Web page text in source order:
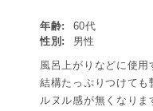
年齢:
60代
性別:
男性
風呂上がりなどに使用
結構たっぷりつけても
ルヌル感が無くなり